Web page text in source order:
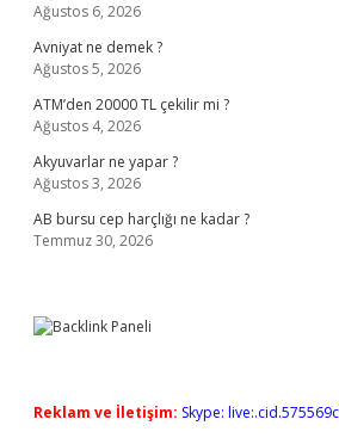
Ağustos 6, 2026
Avniyat ne demek ?
Ağustos 5, 2026
ATM’den 20000 TL çekilir mi ?
Ağustos 4, 2026
Akyuvarlar ne yapar ?
Ağustos 3, 2026
AB bursu cep harçlığı ne kadar ?
Temmuz 30, 2026
Reklam ve İletişim: Skype: